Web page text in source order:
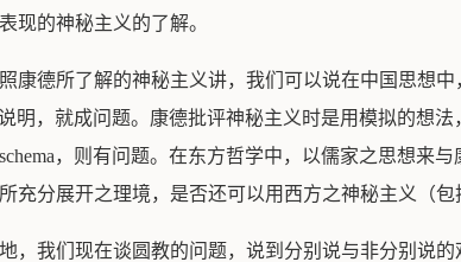
现的神秘主义的了解。
康德所了解的神秘主义讲，我们可以说在中国思想
说明，就成问题。康德批评神秘主义时是用模拟的想
，则有问题。在东方哲学中，以儒家之思想来
充分展开之理境，是否还可以用西方之神秘主义（
，我们现在谈圆教的问题，说到分别说与非分别说